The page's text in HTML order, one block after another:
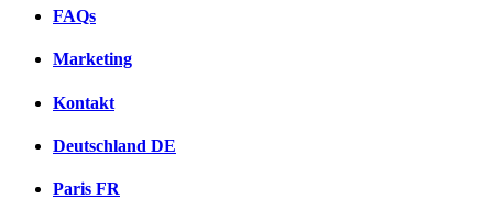
FAQs
Marketing
Kontakt
Deutschland DE
Paris FR